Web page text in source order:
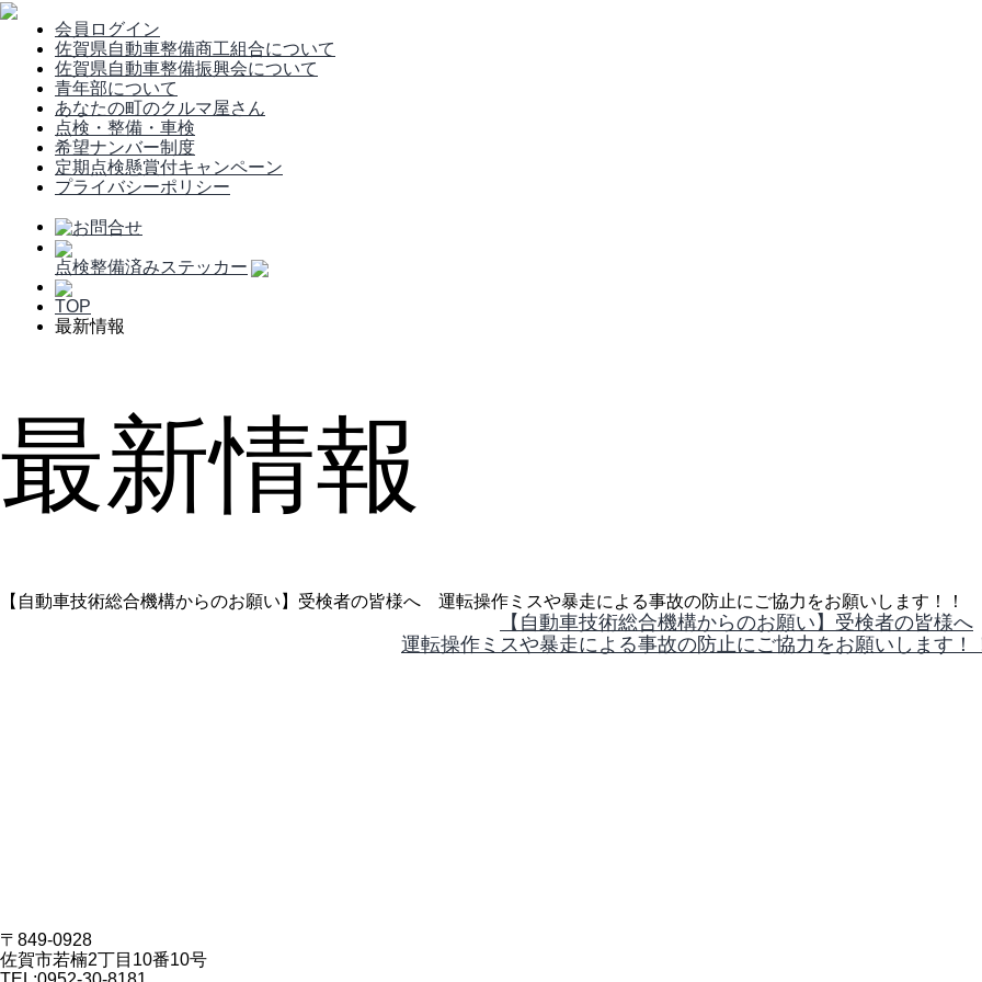
会員ログイン
佐賀県自動車整備商工組合について
佐賀県自動車整備振興会について
青年部について
あなたの町のクルマ屋さん
点検・整備・車検
希望ナンバー制度
定期点検懸賞付キャンペーン
プライバシーポリシー
点検整備済みステッカー
TOP
最新情報
最新情報
【自動車技術総合機構からのお願い】受検者の皆様へ 運転操作ミスや暴走による事故の防止にご協力をお願いします！！
【自動車技術総合機構からのお願い】受検者の皆様へ
運転操作ミスや暴走による事故の防止にご協力をお願いします！
〒849-0928
佐賀市若楠2丁目10番10号